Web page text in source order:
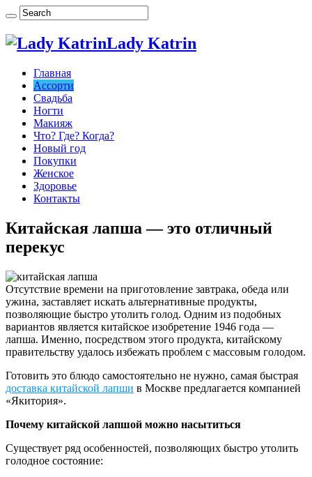
Lady Katrin
Главная
Ассорти
Свадьба
Ногти
Макияж
Что? Где? Когда?
Новый год
Покупки
Женское
Здоровье
Контакты
Китайская лапша — это отличный
перекус
Отсутствие времени на приготовление завтрака, обеда или
ужина, заставляет искать альтернативные продукты,
позволяющие быстро утолить голод. Одним из подобных
вариантов является китайское изобретение 1946 года —
лапша. Именно, посредством этого продукта, китайскому
правительству удалось избежать проблем с массовым голодом.
Готовить это блюдо самостоятельно не нужно, самая быстрая
доставка китайской лапши в Москве предлагается компанией
«Якитория».
Почему китайской лапшой можно насытиться
Существует ряд особенностей, позволяющих быстро утолить
голодное состояние: